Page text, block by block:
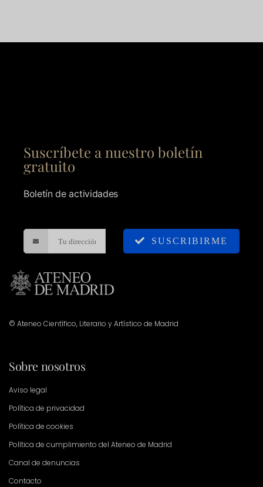
Suscríbete a nuestro boletín
gratuito
Boletín de actividades
SUSCRIBIRME
© Ateneo Científico, Literario y Artístico de Madrid
Sobre nosotros
Aviso legal
Política de privacidad
Política de cookies
Política de cumplimiento del Ateneo de Madrid
Canal de denuncias
Contacto